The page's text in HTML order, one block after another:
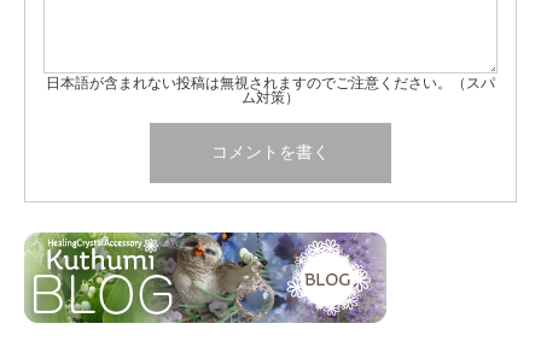
日本語が含まれない投稿は無視されますのでご注意ください。（スパ
ム対策）